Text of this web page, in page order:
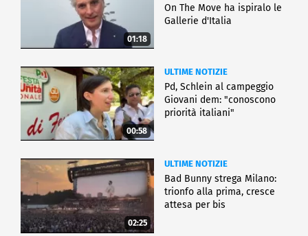
01:18
On The Move ha ispiralo le
Gallerie d'Italia
00:58
ULTIME NOTIZIE
Pd, Schlein al campeggio
Giovani dem: "conoscono
priorità italiani"
02:25
ULTIME NOTIZIE
Bad Bunny strega Milano:
trionfo alla prima, cresce
attesa per bis